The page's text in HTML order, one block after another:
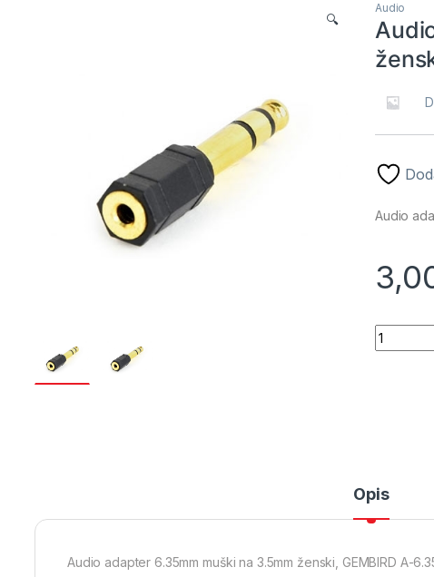
🔍
Audio
Audio
Audio
Opis
Audio adapter 6.35mm muški na 3.5mm ženski, GEMBIRD A-